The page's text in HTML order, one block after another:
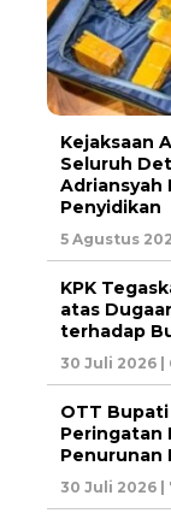
Kejaksaan
Seluruh
Adriansyah
Penyidikan
5 Agustus
KPK
atas
terhadap
30 Juli 2026 |
OTT
Peringatan
Penurunan
30 Juli 2026 |